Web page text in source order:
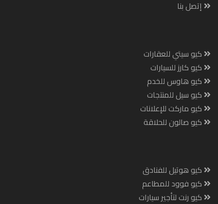
إتصل بنا
كيو سيتي للعقارات
كيو كارز للسيارات
كيو هاوس للخدم
كيو سيل للمنتجات
كيو ماركت للإعلانات
كيو صالون للحلاقة
كيو هوتيل للفنادق
كيو فوود للمطاعم
كيو رنت لتأجير سيارات